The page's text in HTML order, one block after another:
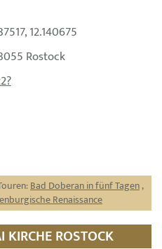
12.140675
Rostock
Bad Doberan in fünf Tagen,
Renaissance
ROSTOCK